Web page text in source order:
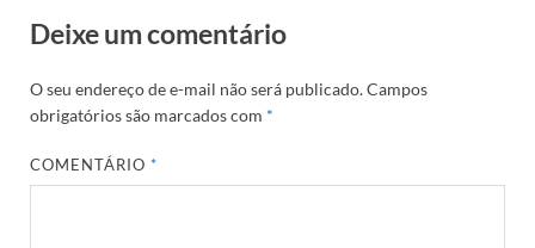
Deixe um comentário
O seu endereço de e-mail não será publicado.Campos
obrigatórios são marcados com *
COMENTÁRIO*